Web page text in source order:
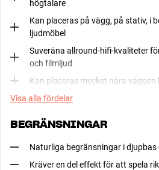
högtalare
Kan placeras på vägg, på stativ, i
ljudmöbel
Suveräna allround-hifi-kvaliteter
och filmljud
Kan placeras mycket nära väggen
Visa alla fördelar
BEGRÄNSNINGAR
Naturliga begränsningar i djupbas
Kräver en del effekt för att spela